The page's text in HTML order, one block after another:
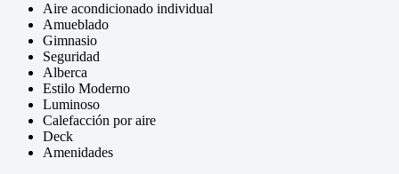
Aire acondicionado individual
Amueblado
Gimnasio
Seguridad
Alberca
Estilo Moderno
Luminoso
Calefacción por aire
Deck
Amenidades